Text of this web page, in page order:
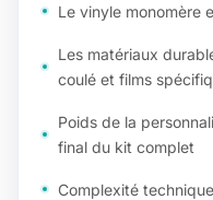
Le vinyle monomère
Les matériaux
coulé et films
Poids de la
final du kit complet
Complexité